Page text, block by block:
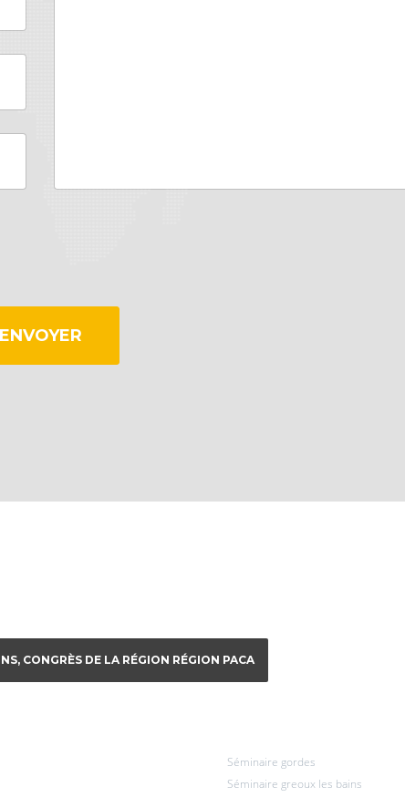
ENVOYER
CONGRÈS DE LA RÉGION RÉGION PACA
Séminaire gordes
Séminaire greoux les bains